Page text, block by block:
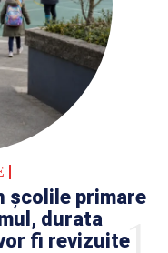
școlile primare
durata
fi revizuite